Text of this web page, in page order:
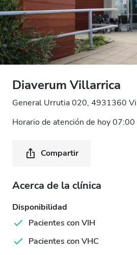
Diaverum Villarrica
General Urrutia 020, 4931360
Horario de atención de hoy
Compartir
Acerca de la clínica
Disponibilidad
Pacientes con VIH
Pacientes con VHC